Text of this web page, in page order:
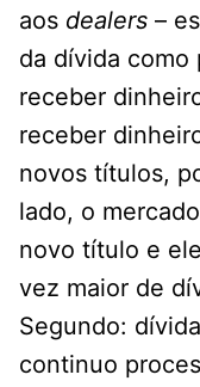
aos dealers –
da dívida como
receber
receber
novos títulos,
lado, o
novo título e
vez maior de
Segundo:
continuo